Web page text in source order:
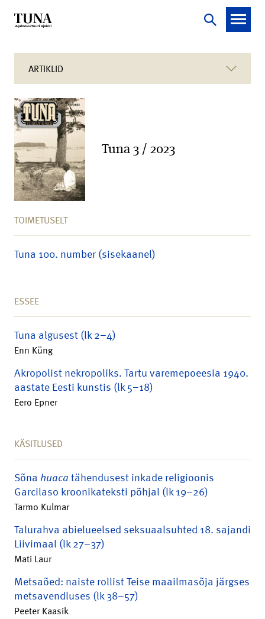
ARTIKLID
Tuna 3 / 2023
TOIMETUSELT
Tuna 100. number (sisekaanel)
ESSEE
Tuna algusest (lk 2–4)
Enn Küng
Akropolist nekropoliks. Tartu varemepoeesia 1940.
aastate Eesti kunstis (lk 5–18)
Eero Epner
KÄSITLUSED
Sõna huacatähendusest inkade religioonis
Garcilaso kroonikateksti põhjal (lk 19–26)
Tarmo Kulmar
Talurahva abielueelsed seksuaalsuhted 18. sajandi
Liivimaal (lk 27–37)
Mati Laur
Metsaõed: naiste rollist Teise maailmasõja järgses
metsavendluses (lk 38–57)
Peeter Kaasik